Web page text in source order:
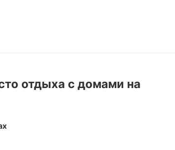
отдыха с домами на